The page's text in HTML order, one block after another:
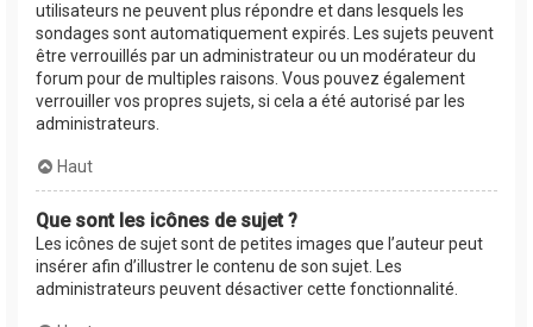
utilisateurs ne peuvent plus répondre et dans lesquels les
sondages sont automatiquement expirés. Les sujets peuvent
être verrouillés par un administrateur ou un modérateur du
forum pour de multiples raisons. Vous pouvez également
verrouiller vos propres sujets, si cela a été autorisé par les
administrateurs.
Haut
Que sont les icônes de sujet ?
Les icônes de sujet sont de petites images que l’auteur peut
insérer afin d’illustrer le contenu de son sujet. Les
administrateurs peuvent désactiver cette fonctionnalité.